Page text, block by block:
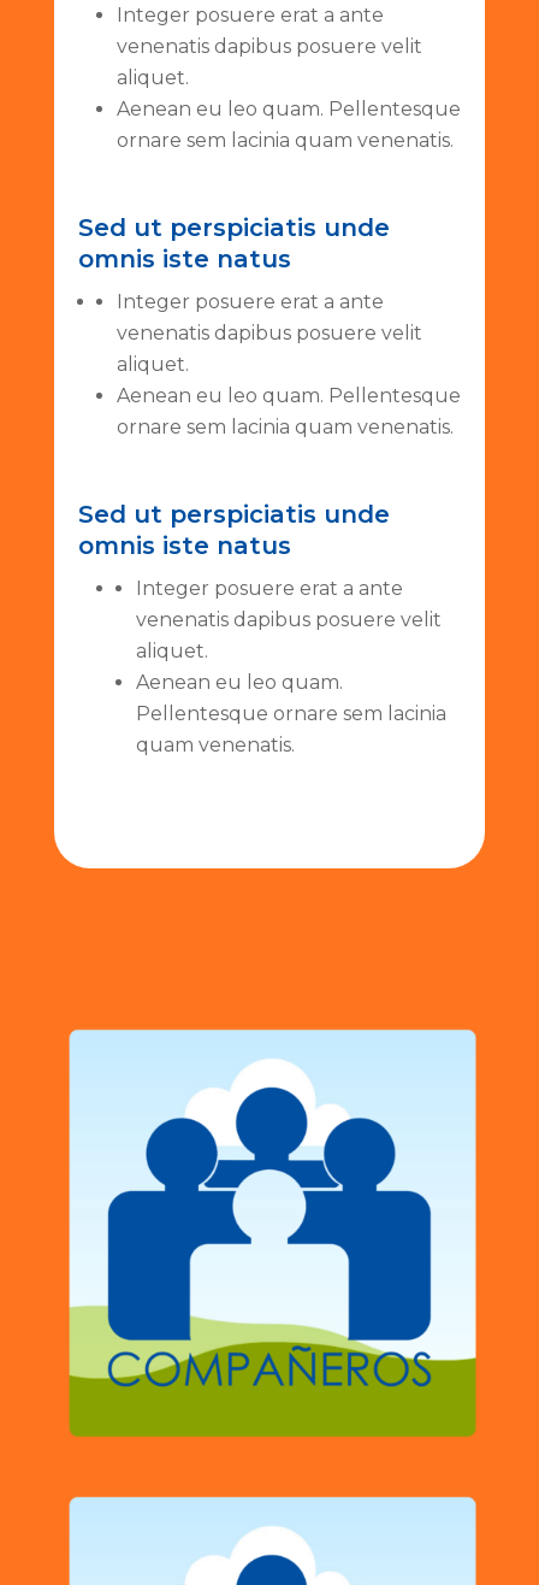
Integer posuere erat a ante
venenatis dapibus posuere velit
aliquet.
Aenean eu leo quam. Pellentesque
ornare sem lacinia quam venenatis.
Sed ut perspiciatis unde
omnis iste natus
Integer posuere erat a ante
venenatis dapibus posuere velit
aliquet.
Aenean eu leo quam. Pellentesque
ornare sem lacinia quam venenatis.
Sed ut perspiciatis unde
omnis iste natus
Integer posuere erat a ante
venenatis dapibus posuere velit
aliquet.
Aenean eu leo quam.
Pellentesque ornare sem lacinia
quam venenatis.